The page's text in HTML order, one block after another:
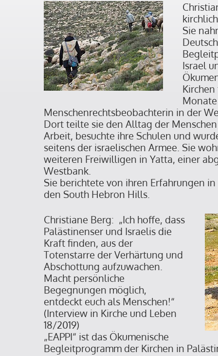
Sie
Israel
Menschenrechtsbeobachterin in der
Dort teilte sie den Alltag der
Arbeit, besuchte ihre Schulen und
seitens der israelischen Armee. Sie
weiteren Freiwilligen in Yatta, einer
Westbank.
Sie berichtete von ihren Erfahrungen
den South Hebron Hills.
Christiane Berg: „Ich hoffe, dass
Palästinenser und Israelis die
Kraft finden, aus der
Totenstarre der Verhärtung und
Abschottung aufzuwachen.
Macht persönliche
Begegnungen möglich,
entdeckt euch als Menschen!“
(Interview in Kirche und Leben
18/2019)
„EAPPI“ ist das Ökumenische
Begleitprogramm der Kirchen in